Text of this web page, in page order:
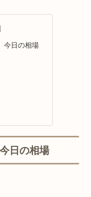
今日の相場
日の相場